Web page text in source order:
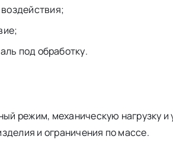
под обработку.
режим, механическую нагрузку и
и ограничения по массе.